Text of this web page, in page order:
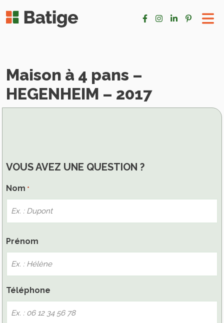
Maison à 4 pans –
HEGENHEIM – 2017
VOUS AVEZ UNE QUESTION ?
Nom *
Prénom
Téléphone